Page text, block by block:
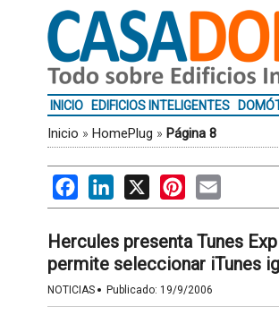
INICIO EDIFICIOS INTELIGENTES
Inicio » HomePlug » Página 8
FacebookLinkedIn
X PinterestEmail
Hercules presenta Tunes
permite seleccionar iTunes
NOTICIAS · Publicado: 19/9/2006